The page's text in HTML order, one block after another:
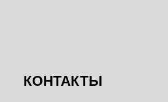
КОНТАКТЫ